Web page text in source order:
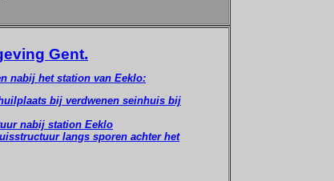
Gent.
nabij het station van Eeklo:
bij verdwenen seinhuis bij
nabij station Eeklo
langs sporen achter het